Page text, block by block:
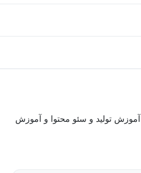
آموزش تولید و سئو محتوا و آموزش